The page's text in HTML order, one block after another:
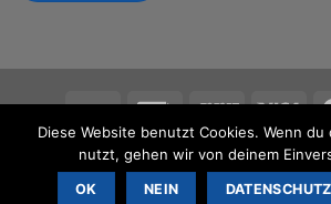
IMPRESSUM AGB
WIDERRUFSBELEHRUNG
Charaktoes - Die Socken mit
Diese Website benutzt Cookies. Wenn
nutzt, gehen wir von deinem
OK NEIN